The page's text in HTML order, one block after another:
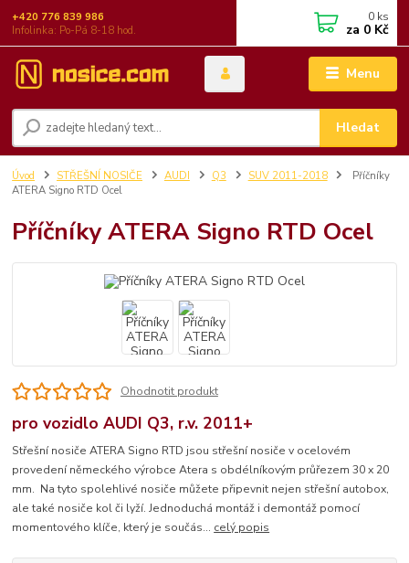
Menu
Hledat
+420 776 839 986
Infolinka: Po-Pá 8-18 hod.
0 ks
za 0 Kč
Úvod STŘEŠNÍ NOSIČE AUDI Q3 SUV 2011-2018
Příčníky
ATERA Signo RTD Ocel
Příčníky ATERA Signo RTD Ocel
Ohodnotit produkt
pro vozidlo AUDI Q3, r.v. 2011+
Střešní nosiče ATERA Signo RTD jsou střešní nosiče v ocelovém
provedení německého výrobce Atera s obdélníkovým průřezem 30 x 20
mm. Na tyto spolehlivé nosiče můžete připevnit nejen střešní autobox,
ale také nosiče kol či lyží. Jednoduchá montáž i demontáž pomocí
momentového klíče, který je součás... celý popis